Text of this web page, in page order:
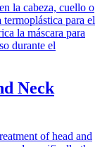
la cabeza, cuello o
termoplástica para el
la máscara para
durante el
Neck
of head and